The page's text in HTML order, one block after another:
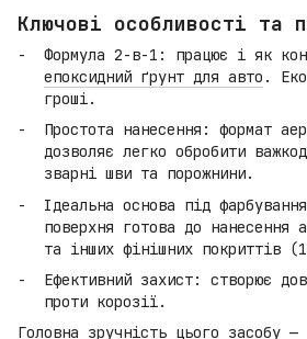
Ключові особливості та
Формула 2-в-1: працює і як
епоксидний ґрунт для авто .
гроші.
Простота нанесення: формат
дозволяє легко обробити
зварні шви та порожнини.
Ідеальна основа під
поверхня готова до нанесення
та інших фінішних покриттів
Ефективний захист: створює
проти корозії.
Головна зручність цього засобу